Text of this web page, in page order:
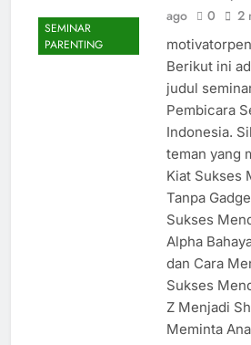
SEMINAR
PARENTING
ago
0 2
Berikut ini
judul
Pembicara
Indonesia.
teman yang
Kiat Sukses
Tanpa
Sukses
Alpha
dan Cara
Sukses
Z Menjadi
Meminta